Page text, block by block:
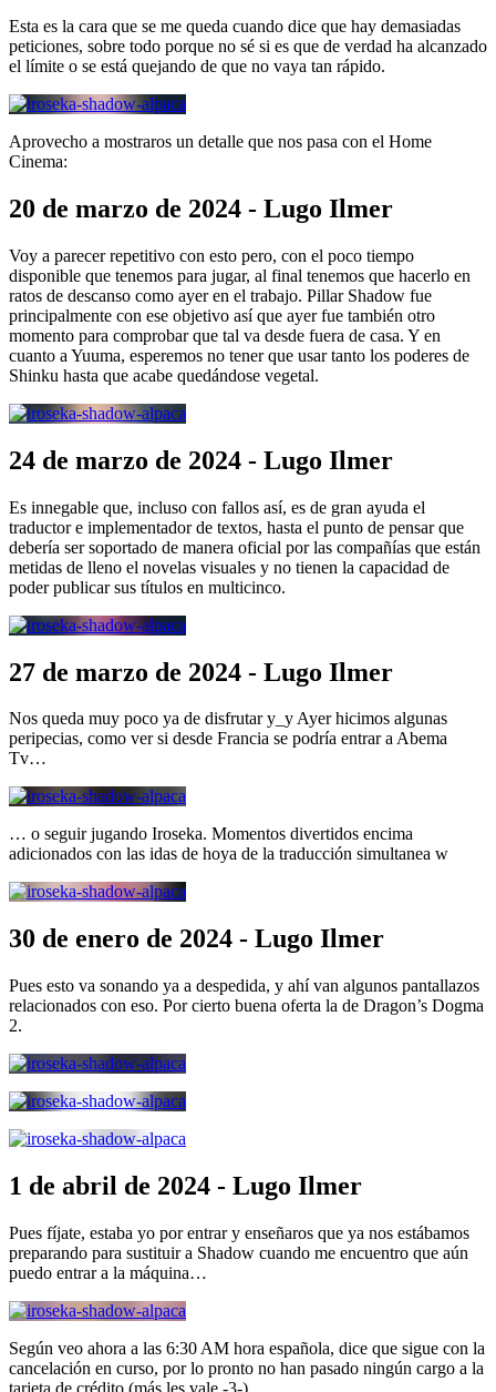
Esta es la cara que se me queda cuando dice que hay demasiadas
peticiones, sobre todo porque no sé si es que de verdad ha alcanzado
el límite o se está quejando de que no vaya tan rápido.
Aprovecho a mostraros un detalle que nos pasa con el Home
Cinema:
20 de marzo de 2024 - Lugo Ilmer
Voy a parecer repetitivo con esto pero, con el poco tiempo
disponible que tenemos para jugar, al final tenemos que hacerlo en
ratos de descanso como ayer en el trabajo. Pillar Shadow fue
principalmente con ese objetivo así que ayer fue también otro
momento para comprobar que tal va desde fuera de casa. Y en
cuanto a Yuuma, esperemos no tener que usar tanto los poderes de
Shinku hasta que acabe quedándose vegetal.
24 de marzo de 2024 - Lugo Ilmer
Es innegable que, incluso con fallos así, es de gran ayuda el
traductor e implementador de textos, hasta el punto de pensar que
debería ser soportado de manera oficial por las compañías que están
metidas de lleno el novelas visuales y no tienen la capacidad de
poder publicar sus títulos en multicinco.
27 de marzo de 2024 - Lugo Ilmer
Nos queda muy poco ya de disfrutar y_y Ayer hicimos algunas
peripecias, como ver si desde Francia se podría entrar a Abema
Tv…
… o seguir jugando Iroseka. Momentos divertidos encima
adicionados con las idas de hoya de la traducción simultanea w
30 de enero de 2024 - Lugo Ilmer
Pues esto va sonando ya a despedida, y ahí van algunos pantallazos
relacionados con eso. Por cierto buena oferta la de Dragon’s Dogma
2.
1 de abril de 2024 - Lugo Ilmer
Pues fíjate, estaba yo por entrar y enseñaros que ya nos estábamos
preparando para sustituir a Shadow cuando me encuentro que aún
puedo entrar a la máquina…
Según veo ahora a las 6:30 AM hora española, dice que sigue con la
cancelación en curso, por lo pronto no han pasado ningún cargo a la
tarjeta de crédito (más les vale -3-).